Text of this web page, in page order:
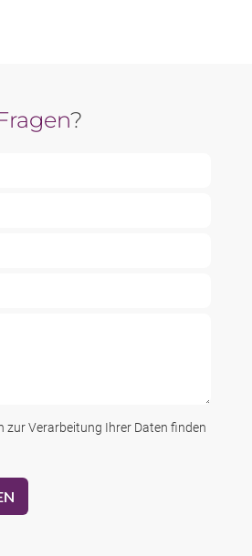
?
zur Verarbeitung Ihrer Daten finden